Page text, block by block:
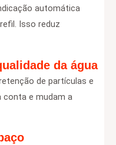
automática
Isso reduz
da água
de partículas e
conta e mudam a